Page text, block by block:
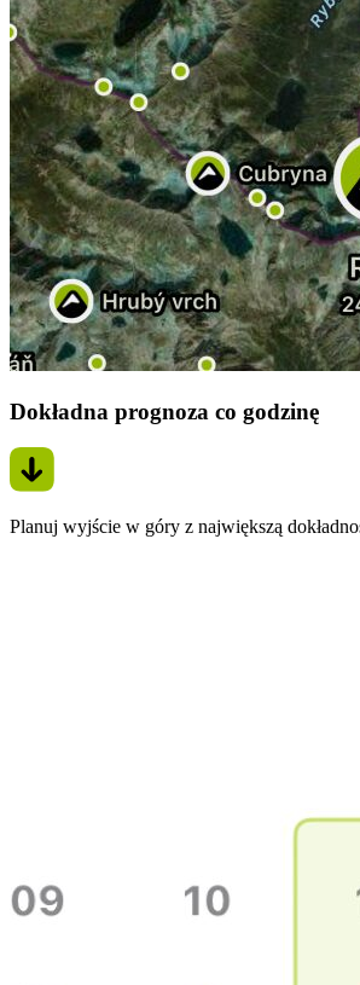
Dokładna prognoza co godzinę
Planuj wyjście w góry z największą